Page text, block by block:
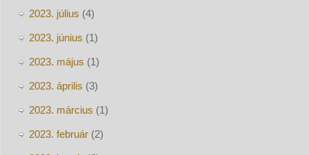
2023. július (4)
2023. június (1)
2023. május (1)
2023. április (3)
2023. március (1)
2023. február(2)